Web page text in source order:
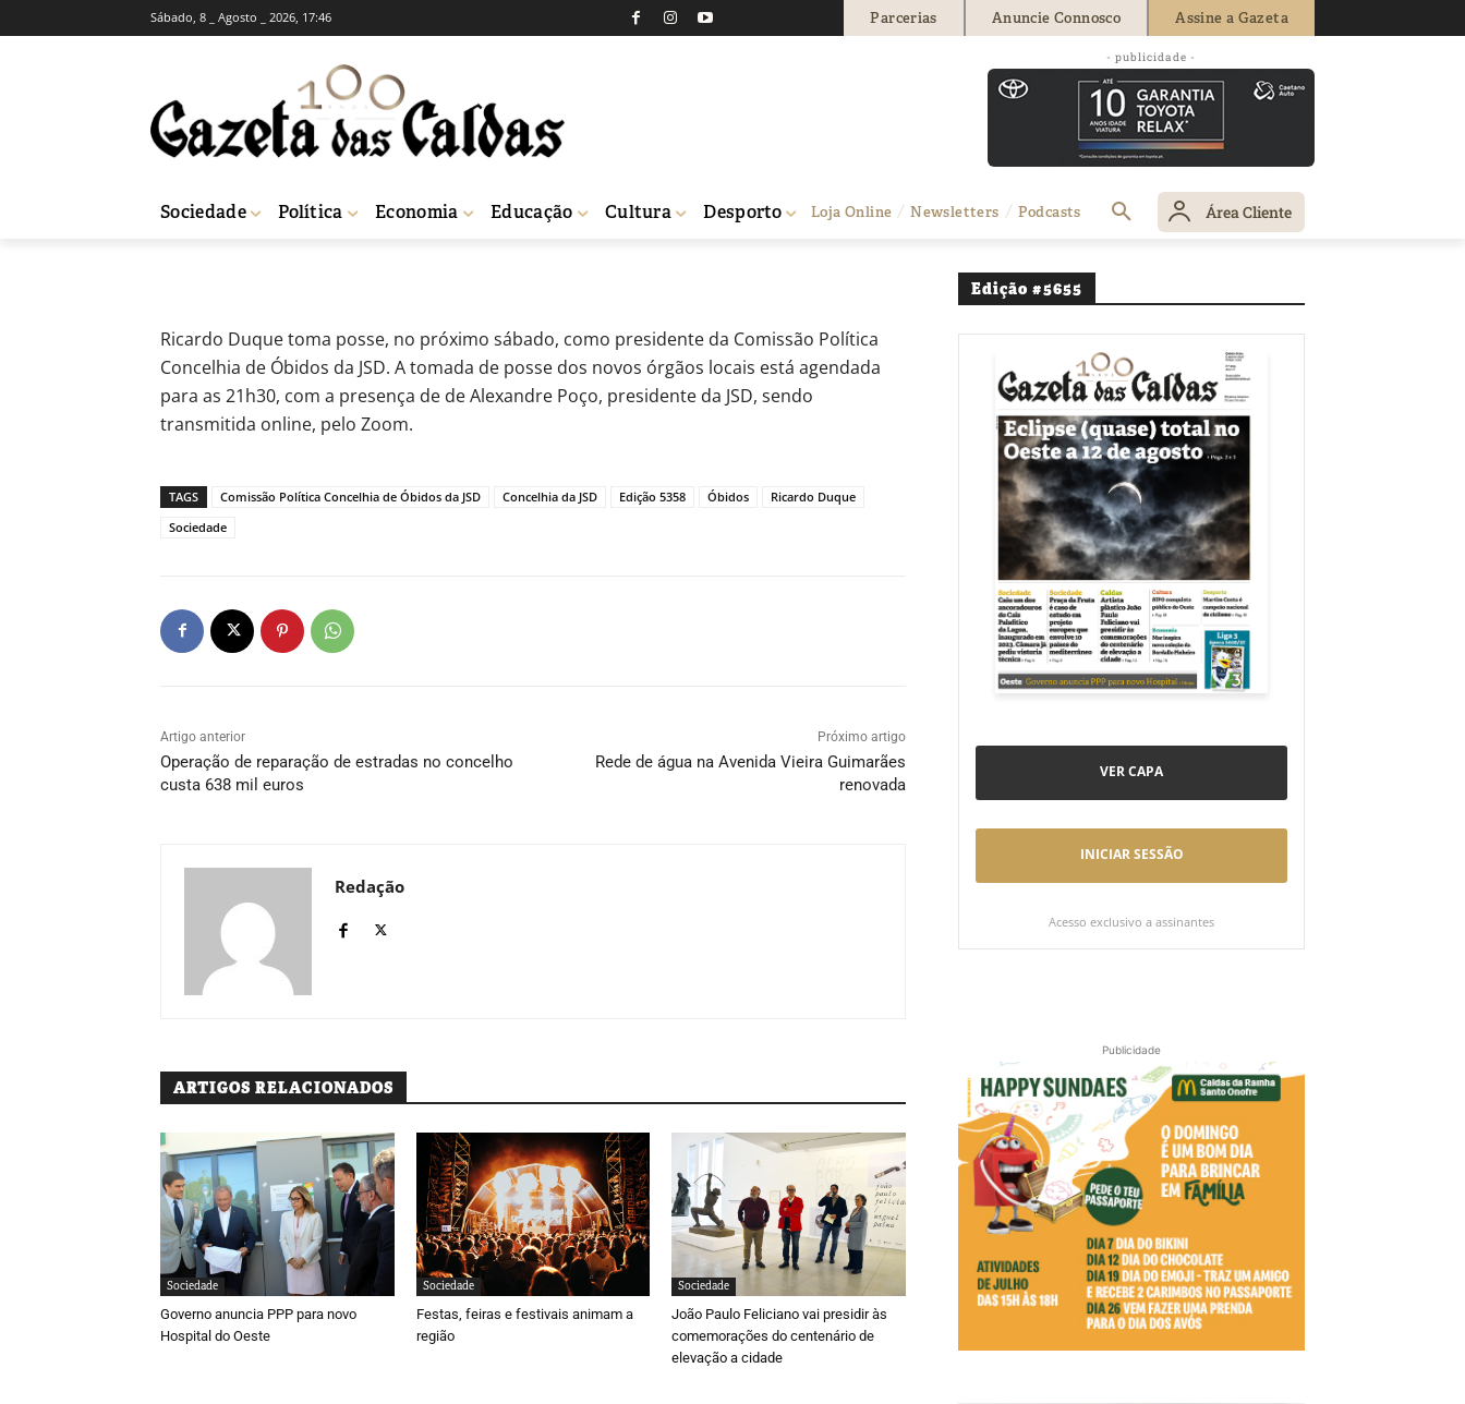
Sábado, 8 _ Agosto _ 2026, 17:46 Parcerias Anuncie Connosco Assine a Gazeta
- publicidade -
Sociedade Política Economia Educação Cultura Desporto Loja Online Newsletters Podcasts Área Cliente
Ricardo Duque toma posse à frente da Concelhia da
JSD
Redação 26 de Novembro, 2020
Ricardo Duque toma posse, no próximo sábado, como presidente da Comissão Política
Concelhia de Óbidos da JSD. A tomada de posse dos novos órgãos locais está agendada
para as 21h30, com a presença de de Alexandre Poço, presidente da JSD, sendo
transmitida online, pelo Zoom.
TAGS Comissão Política Concelhia de Óbidos da JSD Concelhia da JSD Edição 5358 Óbidos
Ricardo Duque
Sociedade
Artigo anterior
Operação de reparação de estradas no concelho
custa 638 mil euros
Próximo artigo
Rede de água na Avenida Vieira Guimarães
renovada
Redação
ARTIGOS RELACIONADOS
Sociedade
Governo anuncia PPP para novo
Hospital do Oeste
Sociedade
Festas, feiras e festivais animam a
região
Sociedade
João Paulo Feliciano vai presidir às
comemorações do centenário de
elevação a cidade
Edição #5655
VER CAPA
INICIAR SESSÃO
Acesso exclusivo a assinantes
Publicidade